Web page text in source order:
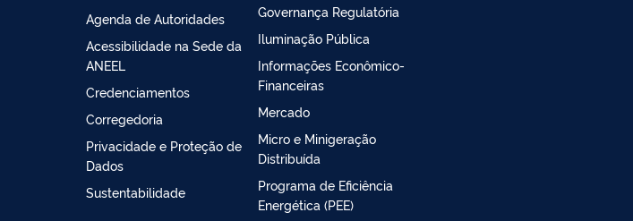
Agenda de Autoridades
Acessibilidade na Sede da
ANEEL
Credenciamentos
Corregedoria
Privacidade e Proteção de
Dados
Sustentabilidade
Governança Regulatória
Iluminação Pública
Informações Econômico-
Financeiras
Mercado
Micro e Minigeração
Distribuída
Programa de Eficiência
Energética (PEE)